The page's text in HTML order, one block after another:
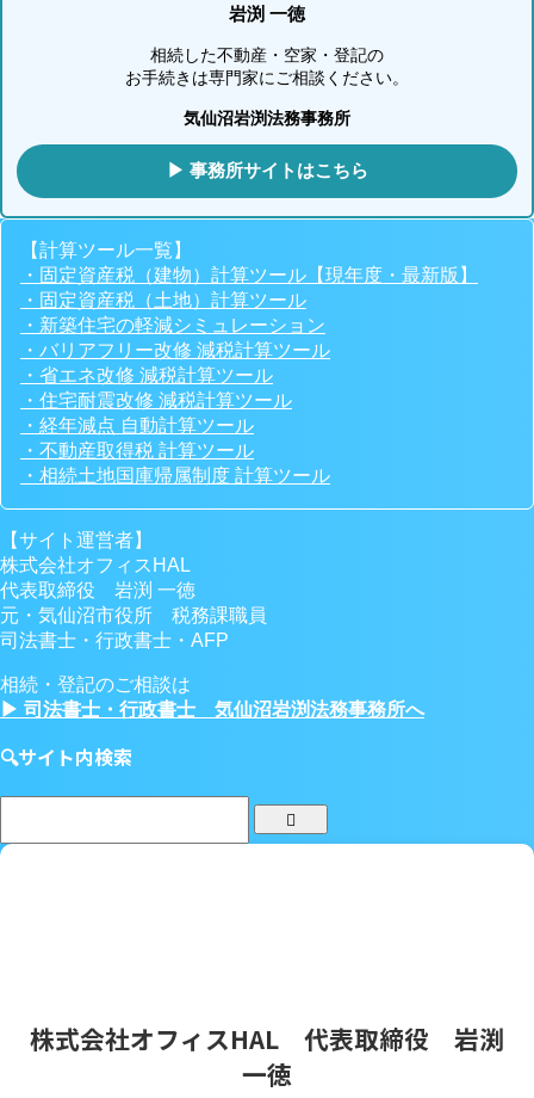
岩渕 一徳
相続した不動産・空家・登記の
お手続きは専門家にご相談ください。
気仙沼岩渕法務事務所
▶ 事務所サイトはこちら
【計算ツール一覧】
・固定資産税（建物）計算ツール【現年度・最新版】
・固定資産税（土地）計算ツール
・新築住宅の軽減シミュレーション
・バリアフリー改修 減税計算ツール
・省エネ改修 減税計算ツール
・住宅耐震改修 減税計算ツール
・経年減点 自動計算ツール
・不動産取得税 計算ツール
・相続土地国庫帰属制度 計算ツール
【サイト運営者】
株式会社オフィスHAL
代表取締役 岩渕 一徳
元・気仙沼市役所 税務課職員
司法書士・行政書士・AFP
相続・登記のご相談は
▶ 司法書士・行政書士 気仙沼岩渕法務事務所へ
🔍サイト内検索
株式会社オフィスHAL 代表取締役 岩渕
一徳